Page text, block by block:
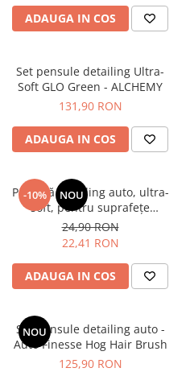
Paste Polish Gama Marină
Pad-uri Polish
Protecţie
Pregătire Suprafeţe
Protecţii Ceramice
Sealant şi Quick Detailer
Ceară Auto
Interior
Plastice
Piele
Tratamente şi Întreţinere
Textile
ADAUGA IN COS
Set pensule detailing Ultra-
Soft GLO Green - ALCHEMY
131,90 RON
ADAUGA IN COS
-10% NOU
Pensulă detailing auto, ultra-
soft, pentru suprafețe
delicate - GTools Brush XL
24,90 RON
22,41 RON
ADAUGA IN COS
NOU
Set pensule detailing auto -
Auto Finesse Hog Hair Brush
125,90 RON